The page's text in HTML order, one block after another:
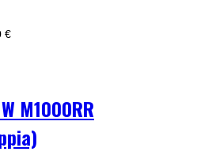
€
M1000RR